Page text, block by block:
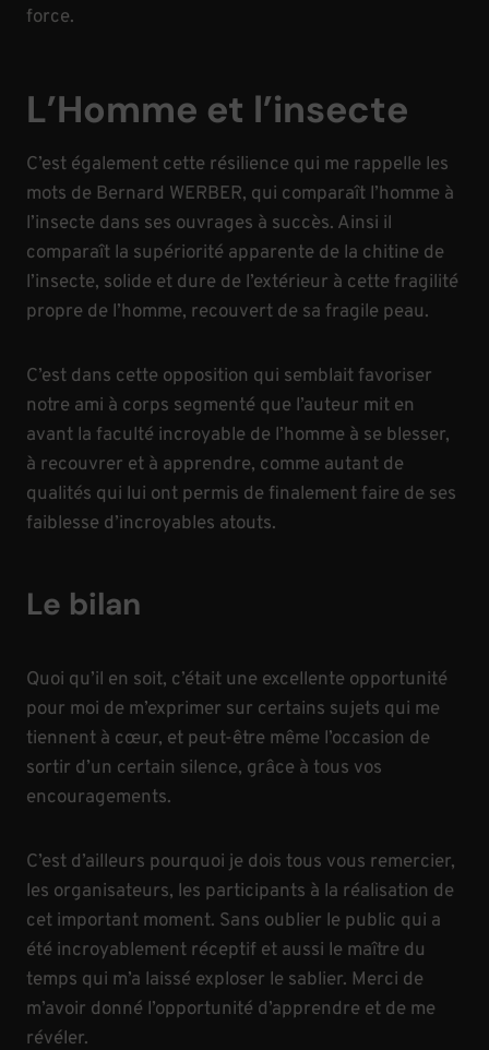
force.
L’Homme et l’insecte
C’est également cette résilience qui me rappelle les
mots de Bernard WERBER, qui comparaît l’homme à
l’insecte dans ses ouvrages à succès. Ainsi il
comparaît la supériorité apparente de la chitine de
l’insecte, solide et dure de l’extérieur à cette fragilité
propre de l’homme, recouvert de sa fragile peau.
C’est dans cette opposition qui semblait favoriser
notre ami à corps segmenté que l’auteur mit en
avant la faculté incroyable de l’homme à se blesser,
à recouvrer et à apprendre, comme autant de
qualités qui lui ont permis de finalement faire de ses
faiblesse d’incroyables atouts.
Le bilan
Quoi qu’il en soit, c’était une excellente opportunité
pour moi de m’exprimer sur certains sujets qui me
tiennent à cœur, et peut-être même l’occasion de
sortir d’un certain silence, grâce à tous vos
encouragements.
C’est d’ailleurs pourquoi je dois tous vous remercier,
les organisateurs, les participants à la réalisation de
cet important moment. Sans oublier le public qui a
été incroyablement réceptif et aussi le maître du
temps qui m’a laissé exploser le sablier. Merci de
m’avoir donné l’opportunité d’apprendre et de me
révéler.